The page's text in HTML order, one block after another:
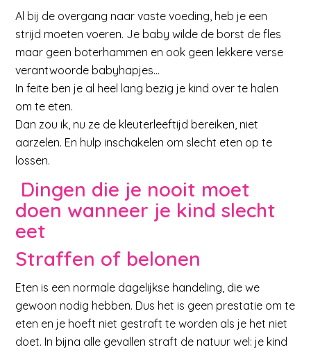
Al bij de overgang naar vaste voeding, heb je een
strijd moeten voeren. Je baby wilde de borst de fles
maar geen boterhammen en ook geen lekkere verse
verantwoorde babyhapjes…
In feite ben je al heel lang bezig je kind over te halen
om te eten.
Dan zou ik, nu ze de kleuterleeftijd bereiken, niet
aarzelen. En hulp inschakelen om slecht eten op te
lossen.
Dingen die je nooit moet
doen wanneer je kind slecht
eet
Straffen of belonen
Eten is een normale dagelijkse handeling, die we
gewoon nodig hebben. Dus het is geen prestatie om te
eten en je hoeft niet gestraft te worden als je het niet
doet. In bijna alle gevallen straft de natuur wel: je kind